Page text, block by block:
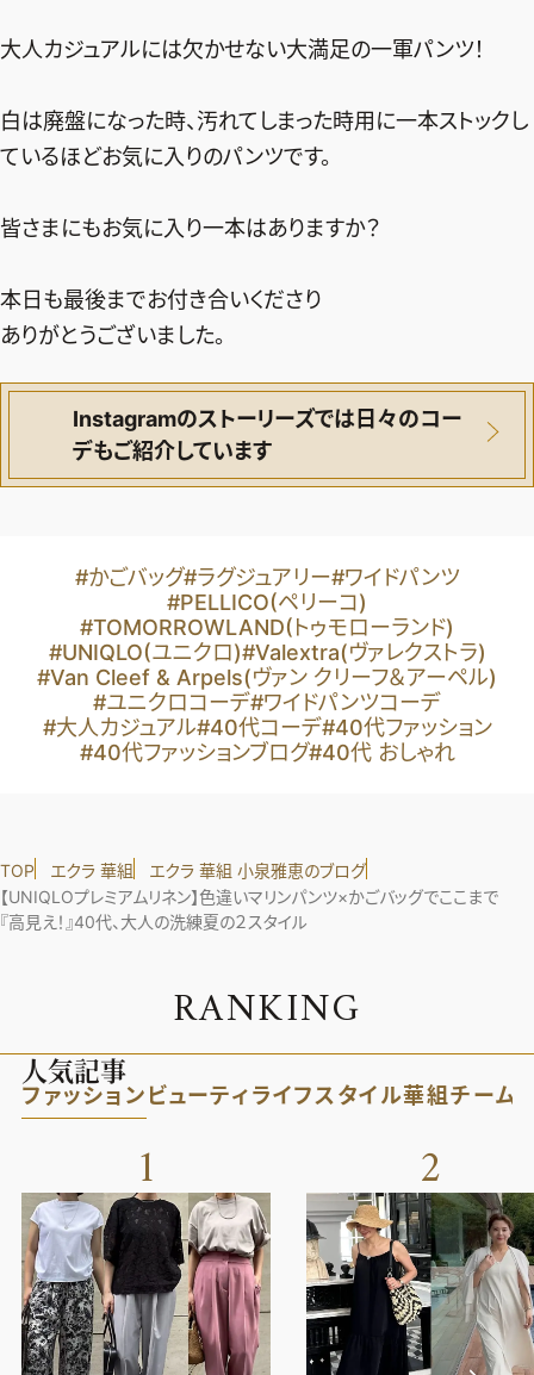
大人カジュアルには欠かせない大満足の一軍パンツ！
白は廃盤になった時、汚れてしまった時用に一本ストックし
ているほどお気に入りのパンツです。
皆さまにもお気に入り一本はありますか？
本日も最後までお付き合いくださり
ありがとうございました。
Instagramのストーリーズでは日々のコー
デもご紹介しています
#かごバッグ#ラグジュアリー#ワイドパンツ
#PELLICO(ペリーコ)
#TOMORROWLAND(トゥモローランド)
#UNIQLO(ユニクロ)#Valextra(ヴァレクストラ)
#Van Cleef & Arpels(ヴァン クリーフ＆アーペル)
#ユニクロコーデ#ワイドパンツコーデ
#大人カジュアル#40代コーデ#40代ファッション
#40代ファッションブログ#40代 おしゃれ
TOP エクラ 華組
エクラ 華組 小泉雅恵のブログ
【UNIQLOプレミアムリネン】色違いマリンパンツ×かごバッグでここまで
『高見え！』40代、大人の洗練夏の２スタイル
RANKING
人気記事
ファッション ビューティライフスタイル華組チーム
1 2